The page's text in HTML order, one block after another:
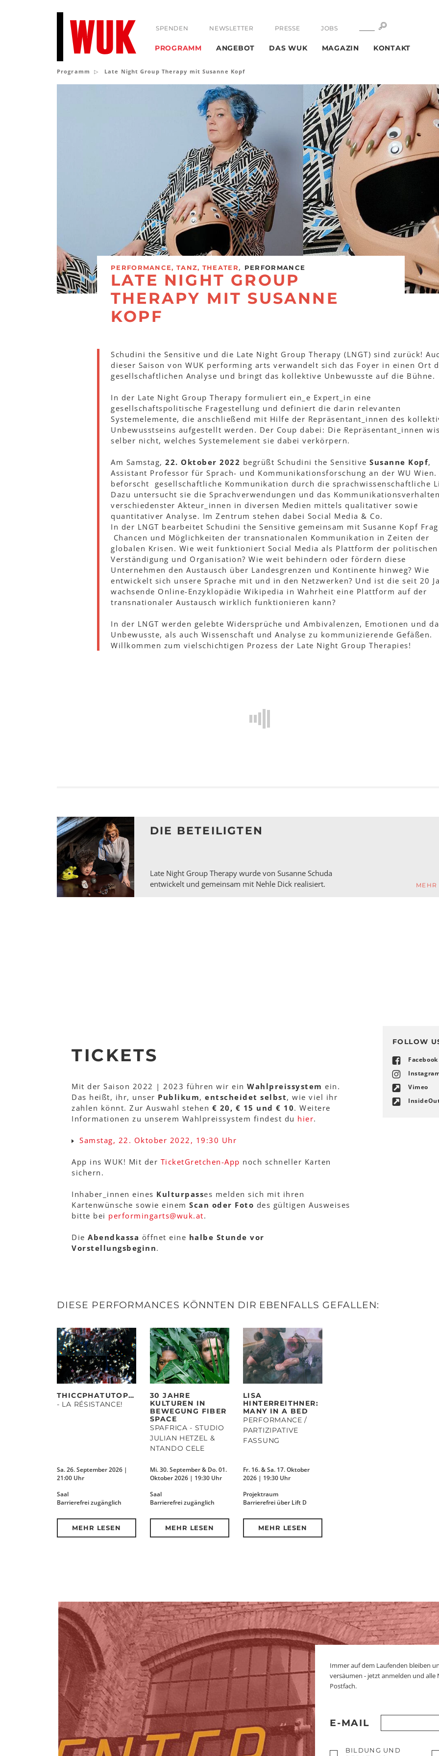
SPENDEN NEWSLETTER PRESSE JOBS SUCHE
PROGRAMM ANGEBOT DAS WUK MAGAZIN KONTAKT
Programm Late Night Group Therapy mit Susanne Kopf
PERFORMANCE, TANZ, THEATER, PERFORMANCE
LATE NIGHT GROUP
THERAPY MIT SUSANNE
KOPF
Schudini the Sensitive und die Late Night Group Therapy (LNGT) sind zurück!
dieser Saison von WUK performing arts verwandelt sich das Foyer in einen Ort
gesellschaftlichen Analyse und bringt das kollektive Unbewusste auf die Bühne.
In der Late Night Group Therapy formuliert ein_e Expert_in eine
gesellschaftspolitische Fragestellung und definiert die darin relevanten
Systemelemente, die anschließend mit Hilfe der Repräsentant_innen des
Unbewusstseins aufgestellt werden. Der Coup dabei: Die Repräsentant_innen
selber nicht, welches Systemelement sie dabei verkörpern.
Am Samstag, 22. Oktober 2022 begrüßt Schudini the Sensitive Susanne Kopf,
Assistant Professor für Sprach- und Kommunikationsforschung an der WU Wien.
beforscht gesellschaftliche Kommunikation durch die sprachwissenschaftliche
Dazu untersucht sie die Sprachverwendungen und das
verschiedenster Akteur_innen in diversen Medien mittels qualitativer sowie
quantitativer Analyse. Im Zentrum stehen dabei Social Media & Co.
In der LNGT bearbeitet Schudini the Sensitive gemeinsam mit Susanne Kopf
Chancen und Möglichkeiten der transnationalen Kommunikation in Zeiten der
globalen Krisen. Wie weit funktioniert Social Media als Plattform der politischen
Verständigung und Organisation? Wie weit behindern oder fördern diese
Unternehmen den Austausch über Landesgrenzen und Kontinente hinweg? Wie
entwickelt sich unsere Sprache mit und in den Netzwerken? Und ist die seit 20
wachsende Online-Enzyklopädie Wikipedia in Wahrheit eine Plattform auf der
transnationaler Austausch wirklich funktionieren kann?
In der LNGT werden gelebte Widersprüche und Ambivalenzen, Emotionen und
Unbewusste, als auch Wissenschaft und Analyse zu kommunizierende Gefäßen.
Willkommen zum vielschichtigen Prozess der Late Night Group Therapies!
DIE BETEILIGTEN
Late Night Group Therapy wurde von Susanne Schuda
entwickelt und gemeinsam mit Nehle Dick realisiert.
MEHR
TICKETS
Mit der Saison 2022 | 2023 führen wir ein Wahlpreissystem ein.
Das heißt, ihr, unser Publikum, entscheidet selbst, wie viel ihr
zahlen könnt. Zur Auswahl stehen € 20, € 15 und € 10. Weitere
Informationen zu unserem Wahlpreissystem findest du hier.
Samstag, 22. Oktober 2022, 19:30 Uhr
App ins WUK! Mit der TicketGretchen-App noch schneller Karten
sichern.
Inhaber_innen eines Kulturpasses melden sich mit ihren
Kartenwünsche sowie einem Scan oder Foto des gültigen Ausweises
bitte bei performingarts@wuk.at.
Die Abendkassa öffnet eine halbe Stunde vor
Vorstellungsbeginn.
FOLLOW
Facebook
Vimeo
DIESE PERFORMANCES KÖNNTEN DIR EBENFALLS GEFALLEN:
THICCPHATUTOPIAS
- LA RÉSISTANCE!
Sa. 26. September 2026 |
21:00 Uhr
Saal
Barrierefrei zugänglich
MEHR LESEN
30 JAHRE
KULTUREN IN
BEWEGUNG FIBER
SPACE
SPAFRICA - STUDIO
JULIAN HETZEL &
NTANDO CELE
Mi. 30. September & Do. 01.
Oktober 2026 | 19:30 Uhr
Saal
Barrierefrei zugänglich
MEHR LESEN
LISA
HINTERREITHNER:
MANY IN A BED
PERFORMANCE /
PARTIZIPATIVE
FASSUNG
Fr. 16. & Sa. 17. Oktober
2026 | 19:30 Uhr
Projektraum
Barrierefrei über Lift D
MEHR LESEN
Immer auf dem Laufenden bleiben
versäumen - jetzt anmelden und alle
Postfach.
E-MAIL
BILDUNG UND